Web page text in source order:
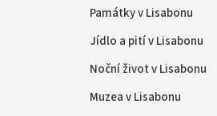
Památky v Lisabonu
Jídlo a pití v Lisabonu
Noční život v Lisabonu
Muzea v Lisabonu